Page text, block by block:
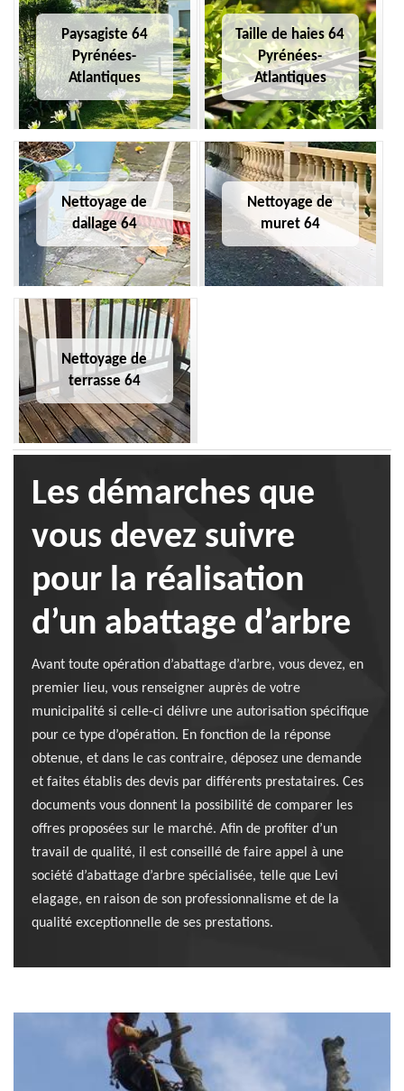
Paysagiste 64
Pyrénées-
Atlantiques
Taille de haies 64
Pyrénées-
Atlantiques
Nettoyage de
dallage 64
Nettoyage de
muret 64
Nettoyage de
terrasse 64
Les démarches que
vous devez suivre
pour la réalisation
d’un abattage d’arbre
Avant toute opération d’abattage d’arbre, vous devez, en
premier lieu, vous renseigner auprès de votre
municipalité si celle-ci délivre une autorisation spécifique
pour ce type d’opération. En fonction de la réponse
obtenue, et dans le cas contraire, déposez une demande
et faites établis des devis par différents prestataires. Ces
documents vous donnent la possibilité de comparer les
offres proposées sur le marché. Afin de profiter d’un
travail de qualité, il est conseillé de faire appel à une
société d’abattage d’arbre spécialisée, telle que Levi
elagage, en raison de son professionnalisme et de la
qualité exceptionnelle de ses prestations.